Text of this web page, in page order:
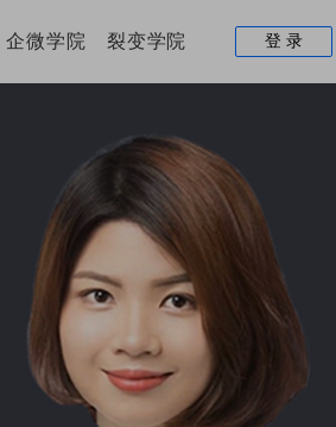
企微学院 裂变学院 登 录